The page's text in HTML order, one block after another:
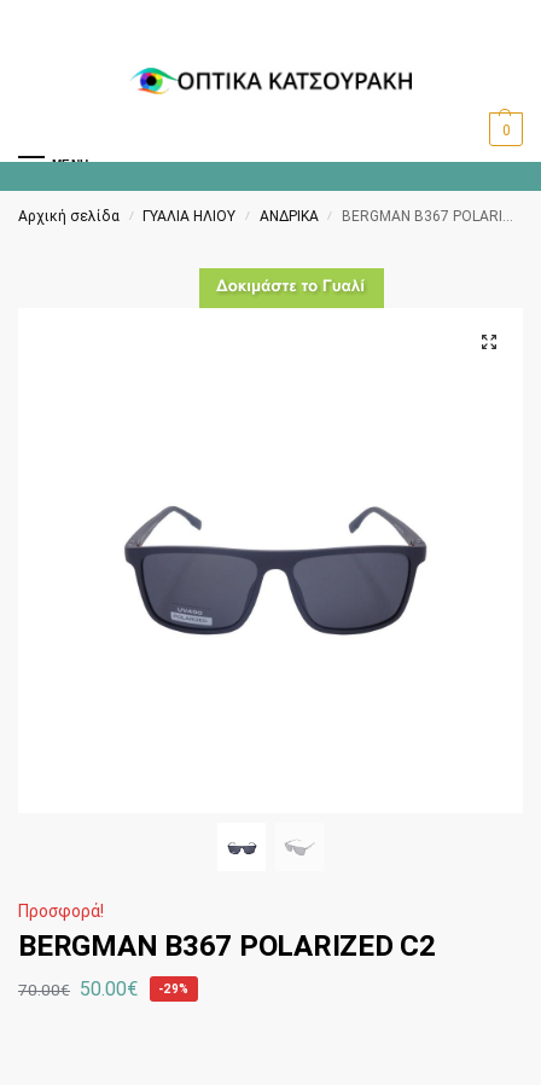
MENU
0
Αρχική σελίδα / ΓΥΑΛΙΑ ΗΛΙΟΥ / ΑΝΔΡΙΚΑ / BERGMAN Β367 POLARIZED C2
Προσφορά!
BERGMAN Β367 POLARIZED C2
70.00€ 50.00€ -29%